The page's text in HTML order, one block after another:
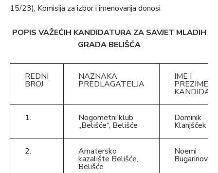
15/23), Komisija za izbor i imenovanja donosi
POPIS VAŽEĆIH KANDIDATURA ZA SAVJET MLADIH
GRADA BELIŠĆA
REDNI
BROJ
NAZNAKA
PREDLAGATELJA
IME I
PREZIME
1. Nogometni klub
„Belišće“, Belišće
Dominik
Klanjšček
2. Amatersko
kazalište Belišće,
Belišće
Noemi
Bugarinović